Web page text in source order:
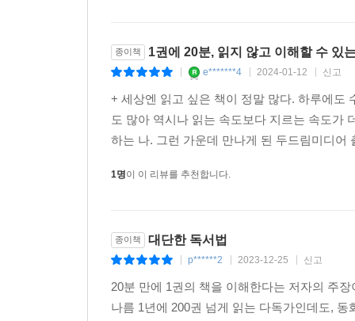
종이책 1권에 20분, 읽지 않고 이해할 수 있
e*******4 2024-01-12 신고
+ 세상엔 읽고 싶은 책이 정말 많다. 하루에도
도 많아 역시나 읽는 속도보다 지르는 속도가
하는 나. 그런 가운데 만나게 된 두드림미디
1명이 이 리뷰를 추천합니다.
종이책 대단한 독서법
p******2 2023-12-25 신고
20분 만에 1권의 책을 이해한다는 저자의 주
나름 1년에 200권 넘게 읽는 다독가인데도,